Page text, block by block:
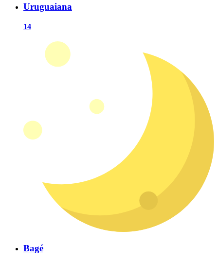
Uruguaiana
14
Bagé